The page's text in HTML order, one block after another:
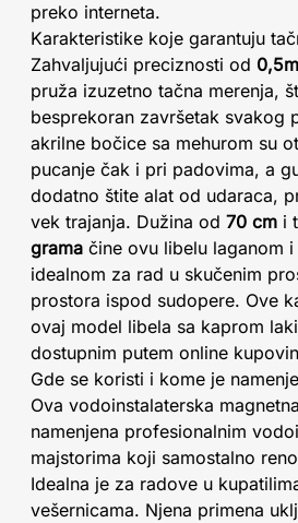
preko interneta.
Karakteristike koje garantuju
Zahvaljujući preciznosti od
pruža izuzetno tačna merenja,
besprekoran završetak svakog
akrilne bočice sa mehurom su
pucanje čak i pri padovima, a
dodatno štite alat od udaraca,
vek trajanja. Dužina od 70 cm i
grama čine ovu libelu laganom
idealnom za rad u skučenim
prostora ispod sudopere. Ove
ovaj model libela sa kaprom
dostupnim putem online
Gde se koristi i kome je
Ova vodoinstalaterska
namenjena profesionalnim
majstorima koji samostalno
Idealna je za radove u
vešernicama. Njena primena